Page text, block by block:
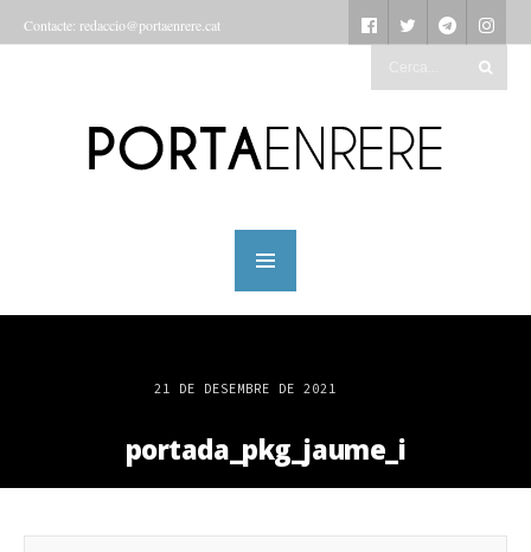
Contacte: redaccio@portaenrere.cat
21 DE DESEMBRE DE 2021
portada_pkg_jaume_i